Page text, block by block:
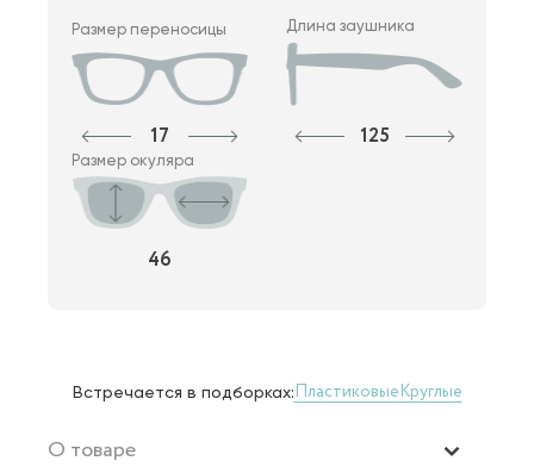
Размер переносицы
17
Длина заушника
125
Размер окуляра
46
Встречается в подборках:ПластиковыеКруглые
О товаре